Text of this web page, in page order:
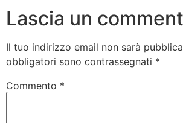
Lascia un
Il tuo indirizzo email non sarà
obbligatori sono contrassegnati *
Commento *